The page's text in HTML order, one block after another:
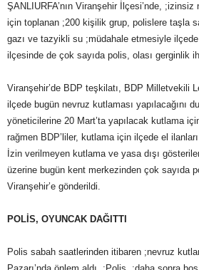
ŞANLIURFA’nın Viranşehir İlçesi’nde,
için toplanan ;200 kişilik grup, polislere taşla
gazı ve tazyikli su ;müdahale etmesiyle
ilçesinde de çok sayıda polis, olası gerginlik
Viranşehir’de BDP teşkilatı, BDP Milletvekili
ilçede bugün nevruz kutlaması yapılacağını
yöneticilerine 20 Mart’ta yapılacak kutlama
rağmen BDP’liler, kutlama için ilçede el
İzin verilmeyen kutlama ve yasa dışı
üzerine bugün kent merkezinden çok sayıda
Viranşehir’e gönderildi.
POLİS, OYUNCAK DAĞITTI
Polis sabah saatlerinden itibaren ;nevruz